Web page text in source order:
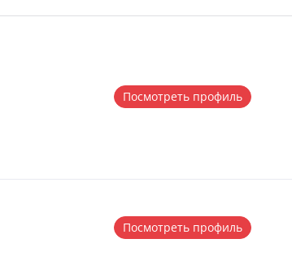
Посмотреть профиль
Посмотреть профиль